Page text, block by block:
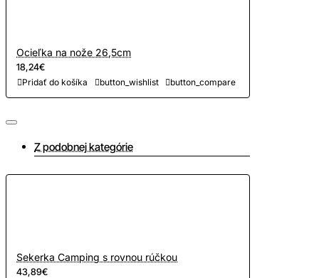
Ocieľka na nože 26,5cm
18,24€
Pridať do košíka button_wishlist button_compare
Z podobnej kategórie
Sekerka Camping s rovnou rúčkou
43,89€